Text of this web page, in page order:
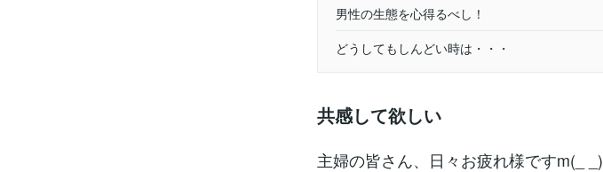
男性の生態を心得るべし！
どうしてもしんどい時は・・・
共感して欲しい
主婦の皆さん、日々お疲れ様ですm(_